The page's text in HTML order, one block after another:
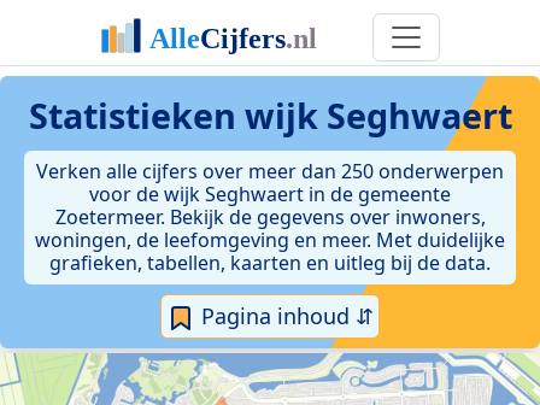
Statistieken wijk Seghwaert
Verken alle cijfers over meer dan 250 onderwerpen
voor de wijk Seghwaert in de gemeente
Zoetermeer. Bekijk de gegevens over inwoners,
woningen, de leefomgeving en meer. Met duidelijke
grafieken, tabellen, kaarten en uitleg bij de data.
Pagina inhoud ⇵